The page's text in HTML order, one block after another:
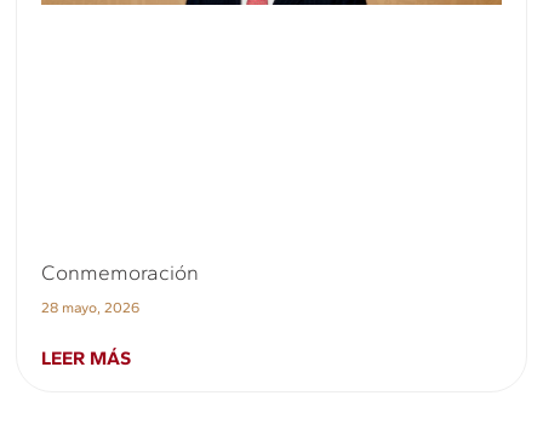
Conmemoración
28 mayo, 2026
LEER MÁS